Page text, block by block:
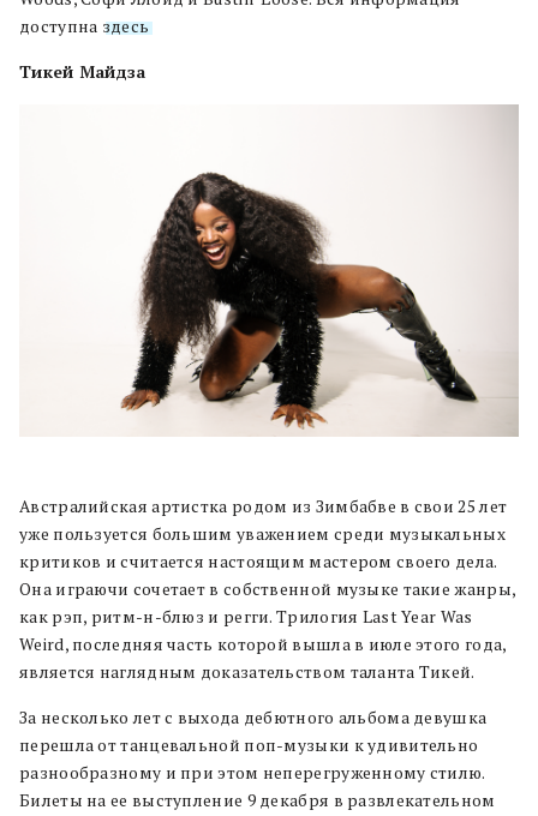
доступна здесь.
Тикей Майдза
Австралийская артистка родом из Зимбабве в свои 25 лет
уже пользуется большим уважением среди музыкальных
критиков и считается настоящим мастером своего дела.
Она играючи сочетает в собственной музыке такие жанры,
как рэп, ритм-н-блюз и регги. Трилогия Last Year Was
Weird, последняя часть которой вышла в июле этого года,
является наглядным доказательством таланта Тикей.
За несколько лет с выхода дебютного альбома девушка
перешла от танцевальной поп-музыки к удивительно
разнообразному и при этом неперегруженному стилю.
Билеты на ее выступление 9 декабря в развлекательном